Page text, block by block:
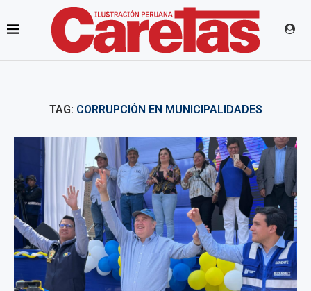
TAG: CORRUPCIÓN EN MUNICIPALIDADES